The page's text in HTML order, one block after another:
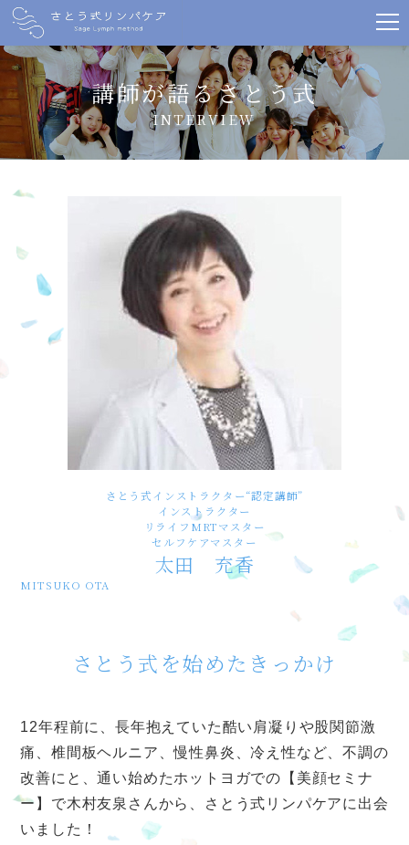
講師が語るさとう式
INTERVIEW
MITSUKO OTA
太田 充香
さとう式インストラクター“認定講師”
インストラクター
リライフMRTマスター
セルフケアマスター
さとう式を始めたきっかけ
12年程前に、長年抱えていた酷い肩凝りや股関節激
痛、椎間板ヘルニア、慢性鼻炎、冷え性など、不調の
改善にと、通い始めたホットヨガでの【美顔セミナ
ー】で木村友泉さんから、さとう式リンパケアに出会
いました！